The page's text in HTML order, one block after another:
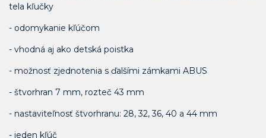
tela kľučky
- odomykanie kľúčom
- vhodná aj ako detská poistka
- možnosť zjednotenia s ďalšími zámkami ABUS
- štvorhran 7 mm, rozteč 43 mm
- nastaviteľnosť štvorhranu: 28, 32, 36, 40 a 44 mm
- jeden kľúč